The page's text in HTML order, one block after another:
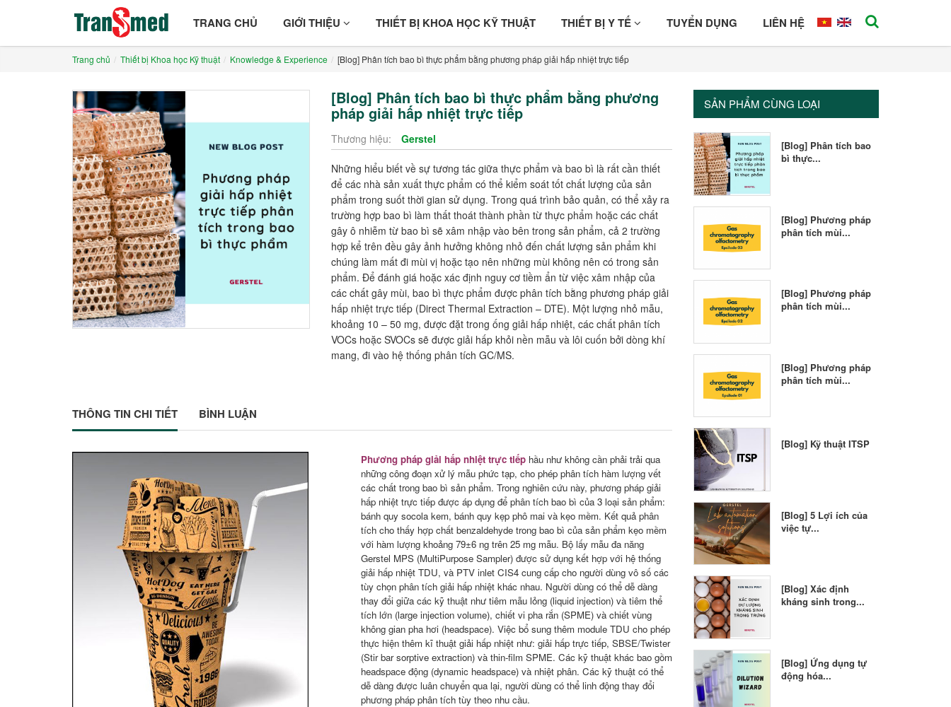
TRANG CHỦ GIỚI THIỆU THIẾT BỊ KHOA HỌC KỸ THUẬT THIẾT BỊ Y TẾ TUYỂN DỤNG LIÊN HỆ
Trang chủ Thiết bị Khoa học Kỹ thuật Knowledge & Experience [Blog] Phân tích bao bì thực phẩm bằng phương pháp giải hấp nhiệt trực tiếp
[Blog] Phân tích bao bì thực phẩm bằng phương
pháp giải hấp nhiệt trực tiếp
Thương hiệu: Gerstel
Những hiểu biết về sự tương tác giữa thực phẩm và bao bì là rất cần thiết
để các nhà sản xuất thực phẩm có thể kiểm soát tốt chất lượng của sản
phẩm trong suốt thời gian sử dụng. Trong quá trình bảo quản, có thể xảy ra
trường hợp bao bì làm thất thoát thành phần từ thực phẩm hoặc các chất
gây ô nhiễm từ bao bì sẽ xâm nhập vào bên trong sản phẩm, cả 2 trường
hợp kể trên đều gây ảnh hưởng không nhỏ đến chất lượng sản phẩm khi
chúng làm mất đi mùi vị hoặc tạo nên những mùi không nên có trong sản
phẩm. Để đánh giá hoặc xác định nguy cơ tiềm ẩn từ việc xâm nhập của
các chất gây mùi, bao bì thực phẩm được phân tích bằng phương pháp giải
hấp nhiệt trực tiếp (Direct Thermal Extraction – DTE). Một lượng nhỏ mẫu,
khoảng 10 – 50 mg, được đặt trong ống giải hấp nhiệt, các chất phân tích
VOCs hoặc SVOCs sẽ được giải hấp khỏi nền mẫu và lôi cuốn bởi dòng khí
mang, đi vào hệ thống phân tích GC/MS.
THÔNG TIN CHI TIẾT BÌNH LUẬN
Phương pháp giải hấp nhiệt trực tiếp hầu như không cần phải trải qua
những công đoạn xử lý mẫu phức tạp, cho phép phân tích hàm lượng vết
các chất trong bao bì sản phẩm. Trong nghiên cứu này, phương pháp giải
hấp nhiệt trực tiếp được áp dụng để phân tích bao bì của 3 loại sản phẩm:
bánh quy socola kem, bánh quy kẹp phô mai và kẹo mềm. Kết quả phân
tích cho thấy hợp chất benzaldehyde trong bao bì của sản phẩm kẹo mềm
với hàm lượng khoảng 79±6 ng trên 25 mg mẫu. Bộ lấy mẫu đa năng
Gerstel MPS (MultiPurpose Sampler) được sử dụng kết hợp với hệ thống
giải hấp nhiệt TDU, và PTV inlet CIS4 cung cấp cho người dùng vô số các
tùy chọn phân tích giải hấp nhiệt khác nhau. Người dùng có thể dễ dàng
thay đổi giữa các kỹ thuật như tiêm mẫu lỏng (liquid injection) và tiêm thể
tích lớn (large injection volume), chiết vi pha rắn (SPME) và chiết vùng
không gian pha hơi (headspace). Việc bổ sung thêm module TDU cho phép
thực hiện thêm kĩ thuật giải hấp nhiệt như: giải hấp trực tiếp, SBSE/Twister
(Stir bar sorptive extraction) và thin-film SPME. Các kỹ thuật khác bao gồm
headspace động (dynamic headspace) và nhiệt phân. Các kỹ thuật có thể
dễ dàng được luân chuyển qua lại, người dùng có thể linh động thay đổi
phương pháp phân tích tùy theo nhu cầu.
SẢN PHẨM CÙNG LOẠI
[Blog] Phân tích bao
bì thực...
[Blog] Phương pháp
phân tích mùi...
[Blog] Phương pháp
phân tích mùi...
[Blog] Phương pháp
phân tích mùi...
[Blog] Kỹ thuật ITSP
[Blog] 5 Lợi ích của
việc tự...
[Blog] Xác định
kháng sinh trong...
[Blog] Ứng dụng tự
động hóa...